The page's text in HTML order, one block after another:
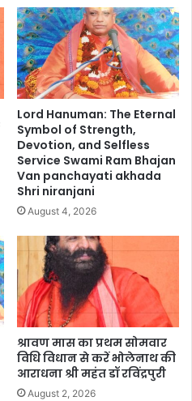
Lord Hanuman: The Eternal
Symbol of Strength,
Devotion, and Selfless
Service Swami Ram Bhajan
Van panchayati akhada
Shri niranjani
August 4, 2026
श्रावण मास का प्रथम सोमवार
विधि विधान से करें भोलेनाथ की
आराधना श्री महंत डॉ रविंद्रपुरी
August 2, 2026